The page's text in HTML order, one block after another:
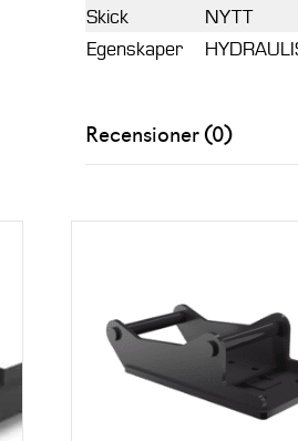
Skick
NYTT
Egenskaper
Recensioner (0)